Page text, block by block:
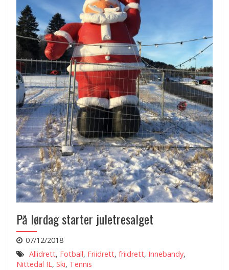
På lørdag starter juletresalget
07/12/2018
Allidrett, Fotball, Friidrett, friidrett, Innebandy,
Nittedal IL, Ski, Tennis